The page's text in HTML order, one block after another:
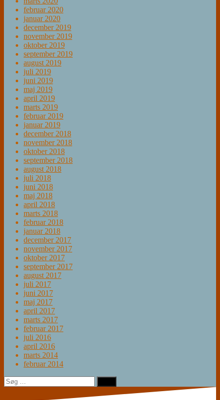
februar 2020
januar 2020
december 2019
november 2019
oktober 2019
september 2019
august 2019
juli 2019
juni 2019
maj 2019
april 2019
marts 2019
februar 2019
januar 2019
december 2018
november 2018
oktober 2018
september 2018
august 2018
juli 2018
juni 2018
maj 2018
april 2018
marts 2018
februar 2018
januar 2018
december 2017
november 2017
oktober 2017
september 2017
august 2017
juli 2017
juni 2017
maj 2017
april 2017
marts 2017
februar 2017
juli 2016
april 2016
marts 2014
februar 2014
Søg
efter: